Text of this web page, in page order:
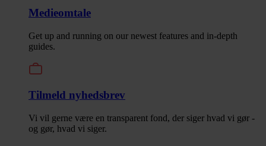
Medieomtale
Get up and running on our newest features and in-depth
guides.
Tilmeld nyhedsbrev
Vi vil gerne være en transparent fond, der siger hvad vi gør -
og gør, hvad vi siger.